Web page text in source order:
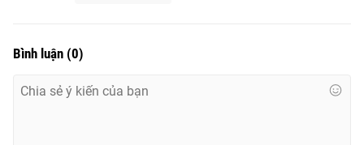
Bình luận (0)